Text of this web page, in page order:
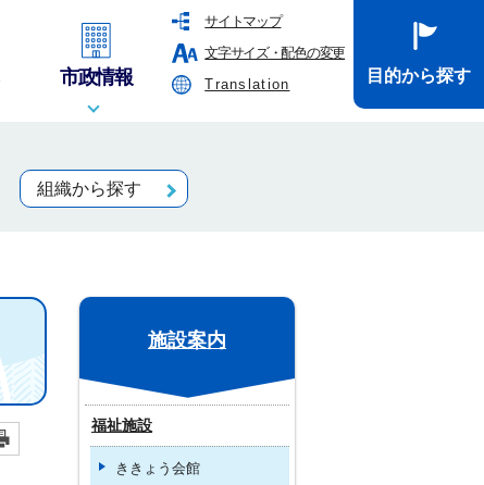
サイトマップ
文字サイズ・配色の変更
Translation
市政情報 目的から探す
組織から探す
施設案内
福祉施設
ききょう会館